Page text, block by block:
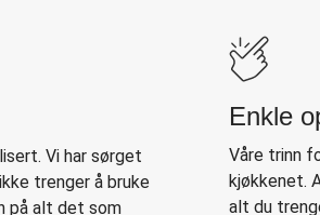
Vi har sørget
trenger å bruke
på alt det som
Enkle
Våre trinn
kjøkkenet.
alt du